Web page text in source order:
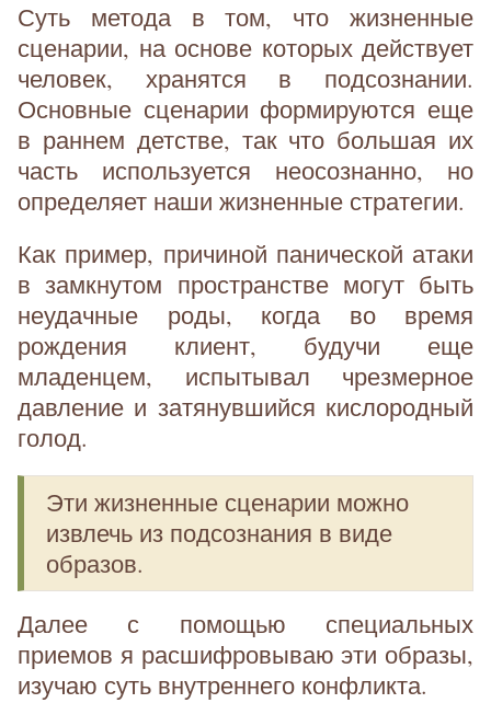
Суть метода в том, что жизненные
сценарии, на основе которых действует
человек, хранятся в подсознании.
Основные сценарии формируются еще
в раннем детстве, так что большая их
часть используется неосознанно, но
определяет наши жизненные стратегии.
Как пример, причиной панической атаки
в замкнутом пространстве могут быть
неудачные роды, когда во время
рождения клиент, будучи еще
младенцем, испытывал чрезмерное
давление и затянувшийся кислородный
голод.
Эти жизненные сценарии можно
извлечь из подсознания в виде
образов.
Далее с помощью специальных
приемов я расшифровываю эти образы,
изучаю суть внутреннего конфликта.